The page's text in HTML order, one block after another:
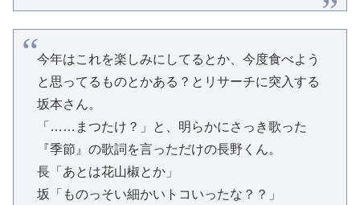
今年はこれを楽しみにしてるとか、今度食べよう
と思ってるものとかある？とリサーチに突入する
坂本さん。
「……まつたけ？」と、明らかにさっき歌った
『季節』の歌詞を言っただけの長野くん。
長「あとは花山椒とか」
坂「ものっそい細かいトコいったな？？」